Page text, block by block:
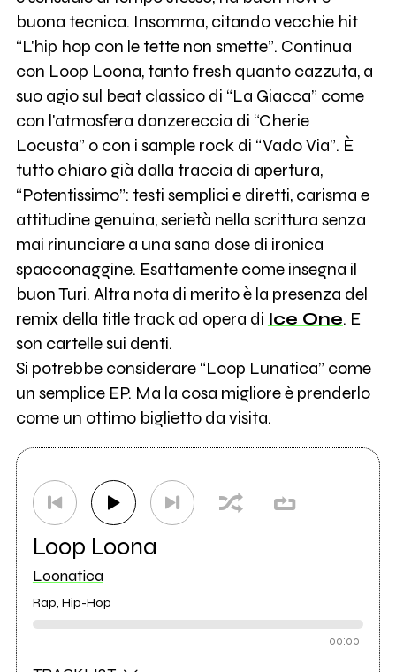
buona tecnica. Insomma, citando vecchie hit
“L'hip hop con le tette non smette”. Continua
con Loop Loona, tanto fresh quanto cazzuta, a
suo agio sul beat classico di “La Giacca” come
con l'atmosfera danzereccia di “Cherie
Locusta” o con i sample rock di “Vado Via”. È
tutto chiaro già dalla traccia di apertura,
“Potentissimo”: testi semplici e diretti, carisma e
attitudine genuina, serietà nella scrittura senza
mai rinunciare a una sana dose di ironica
spacconaggine. Esattamente come insegna il
buon Turi. Altra nota di merito è la presenza del
remix della title track ad opera di Ice One. E
son cartelle sui denti.
Si potrebbe considerare “Loop Lunatica” come
un semplice EP. Ma la cosa migliore è prenderlo
come un ottimo biglietto da visita.
Loop Loona
Loonatica
Rap, Hip-Hop
00:00